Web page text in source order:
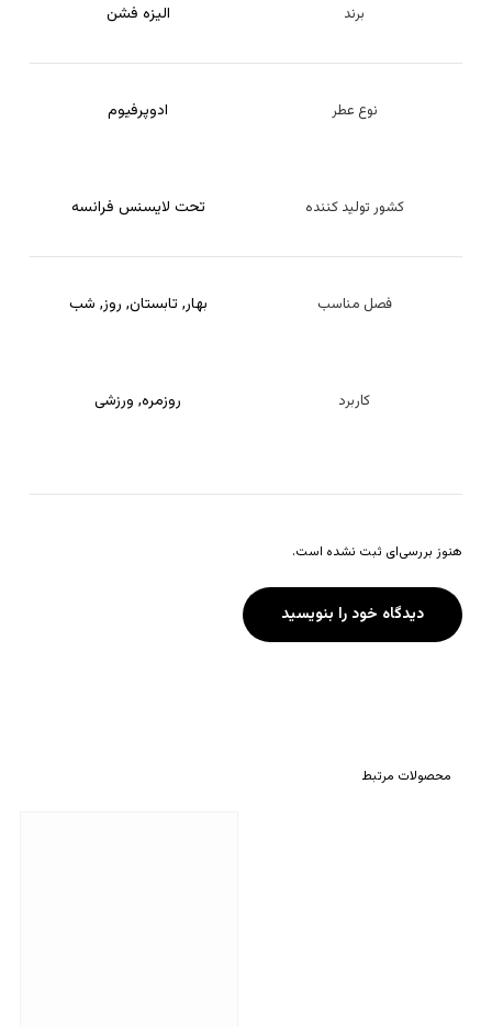
برند الیزه فشن
نوع عطر ادوپرفیوم
کشور تولید کننده تحت لایسنس فرانسه
فصل مناسب بهار, تابستان, روز, شب
کاربرد روزمره, ورزشی
هنوز بررسی‌ای ثبت نشده است.
دیدگاه خود را بنویسید
محصولات مرتبط